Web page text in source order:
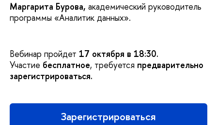
Маргарита Бурова, академический руководитель
программы «Аналитик данных».
Вебинар пройдет 17 октября в 18:30.
Участие бесплатное, требуется предварительно
зарегистрироваться.
Зарегистрироваться